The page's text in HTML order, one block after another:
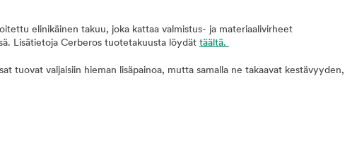
elinikäinen takuu, joka kattaa valmistus- ja materiaalivirheet
Lisätietoja Cerberos tuotetakuusta löydät täältä.
tuovat valjaisiin hieman lisäpainoa, mutta samalla ne takaavat kestävyyden,